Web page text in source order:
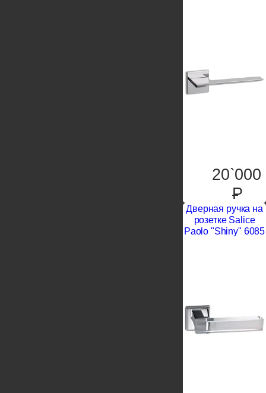
20`000
P
Дверная ручка на
розетке Salice
Paolo "Shiny" 6085